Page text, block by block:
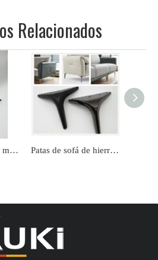
Relacionados
Muebles de diseño más nuevos personalizados, patas de sofá negras doradas Patas de sofá de hierro de lujo con forma cónica moderna de metal personalizado de fábrica